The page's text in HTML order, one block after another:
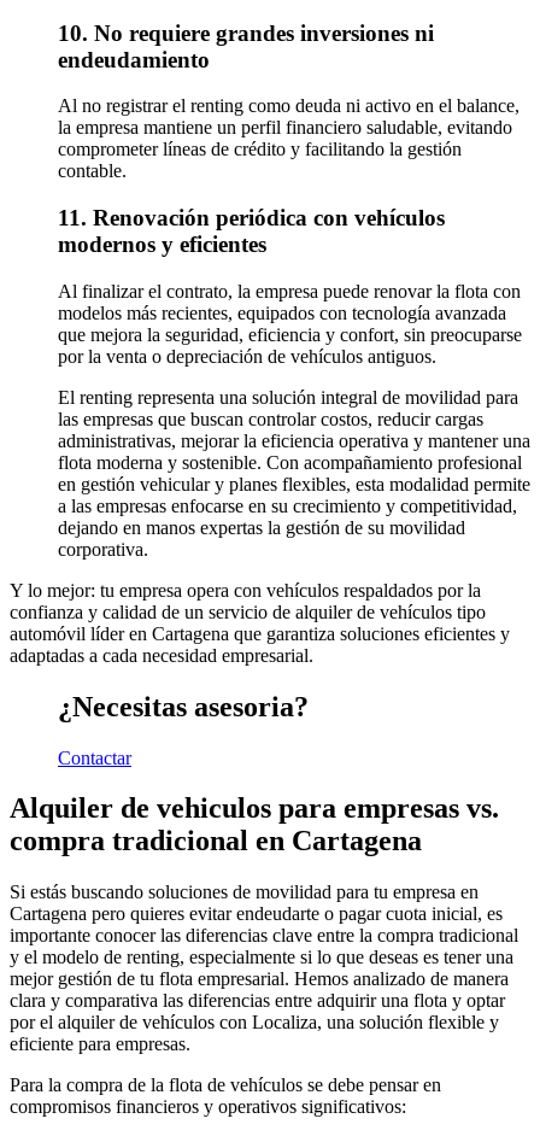
10. No requiere grandes inversiones ni
endeudamiento
Al no registrar el renting como deuda ni activo en el balance,
la empresa mantiene un perfil financiero saludable, evitando
comprometer líneas de crédito y facilitando la gestión
contable.
11. Renovación periódica con vehículos
modernos y eficientes
Al finalizar el contrato, la empresa puede renovar la flota con
modelos más recientes, equipados con tecnología avanzada
que mejora la seguridad, eficiencia y confort, sin preocuparse
por la venta o depreciación de vehículos antiguos.
El renting representa una solución integral de movilidad para
las empresas que buscan controlar costos, reducir cargas
administrativas, mejorar la eficiencia operativa y mantener una
flota moderna y sostenible. Con acompañamiento profesional
en gestión vehicular y planes flexibles, esta modalidad permite
a las empresas enfocarse en su crecimiento y competitividad,
dejando en manos expertas la gestión de su movilidad
corporativa.
Y lo mejor: tu empresa opera con vehículos respaldados por la
confianza y calidad de un servicio de alquiler de vehículos tipo
automóvil líder en Cartagena que garantiza soluciones eficientes y
adaptadas a cada necesidad empresarial.
¿Necesitas asesoria?
Contactar
Alquiler de vehiculos para empresas vs.
compra tradicional en Cartagena
Si estás buscando soluciones de movilidad para tu empresa en
Cartagena pero quieres evitar endeudarte o pagar cuota inicial, es
importante conocer las diferencias clave entre la compra tradicional
y el modelo de renting, especialmente si lo que deseas es tener una
mejor gestión de tu flota empresarial. Hemos analizado de manera
clara y comparativa las diferencias entre adquirir una flota y optar
por el alquiler de vehículos con Localiza, una solución flexible y
eficiente para empresas.
Para la compra de la flota de vehículos se debe pensar en
compromisos financieros y operativos significativos: